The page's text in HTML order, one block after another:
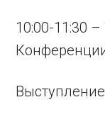
10:00-11:30